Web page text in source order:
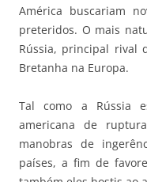
América buscariam
preteridos. O mais
Rússia, principal rival
Bretanha na Europa.
Tal como a Rússia
americana de
manobras de
países, a fim de